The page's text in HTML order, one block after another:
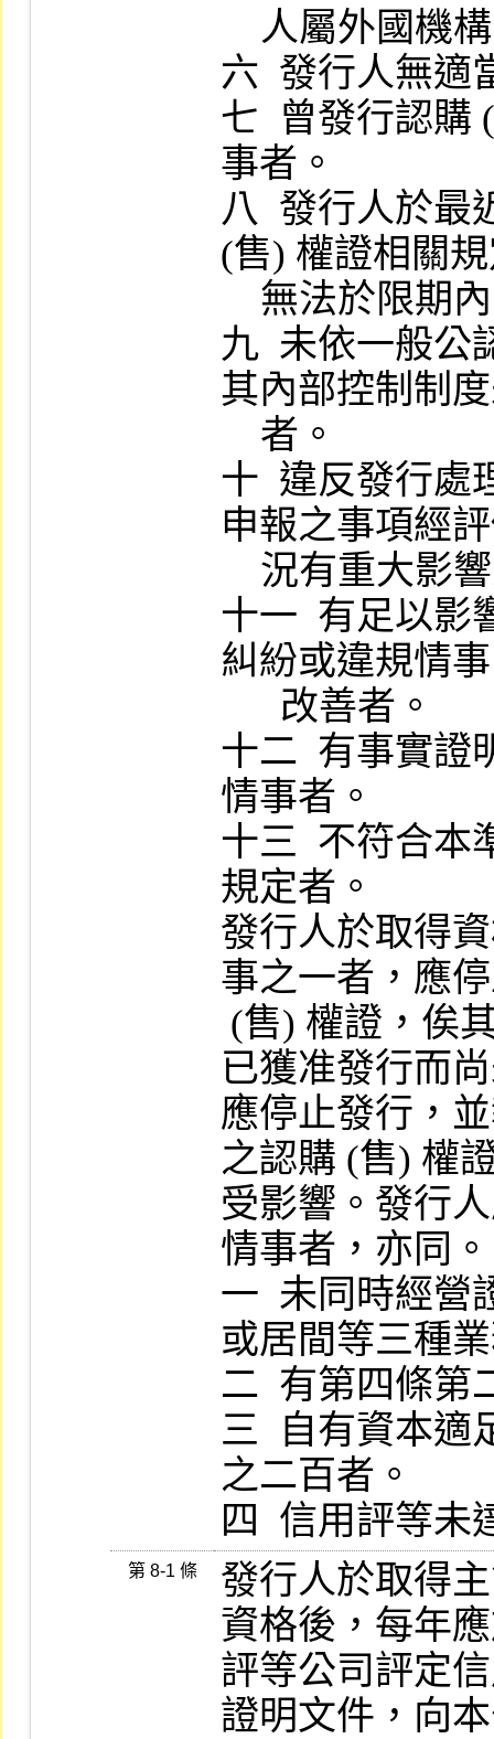
六  發行人無適
七  曾發行認購
事者。
八  發行人於最
(售) 權證相關
九  未依一般公
其內部控制制
十  違反發行處
申報之事項經
十一  有足以影
糾紛或違規情
十二  有事實證
情事者。
十三  不符合本
規定者。
發行人於取得
事之一者，應
已獲准發行而
應停止發行，
之認購 (售) 權
受影響。發行
情事者，亦同。
一  未同時經營
或居間等三種
二  有第四條第
三  自有資本適
之二百者。
四  信用評等未
第 8-1 條
發行人於取得
資格後，每年
評等公司評定
證明文件，向